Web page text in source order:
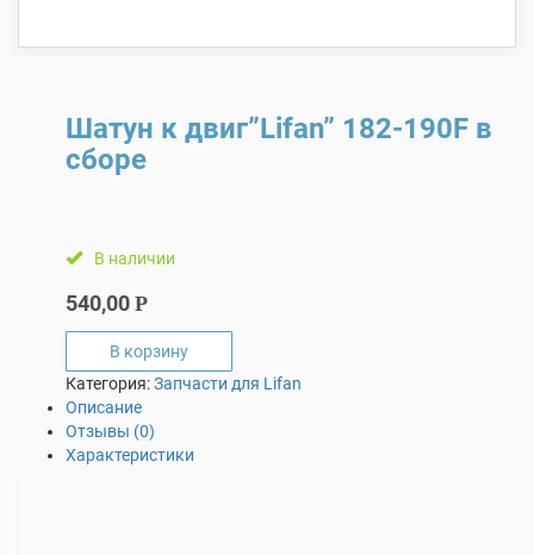
Шатун к двиг”Lifan” 182-190F в
сборе
В наличии
540,00 Р
В корзину
Категория:Запчасти для Lifan
Описание
Отзывы (0)
Характеристики